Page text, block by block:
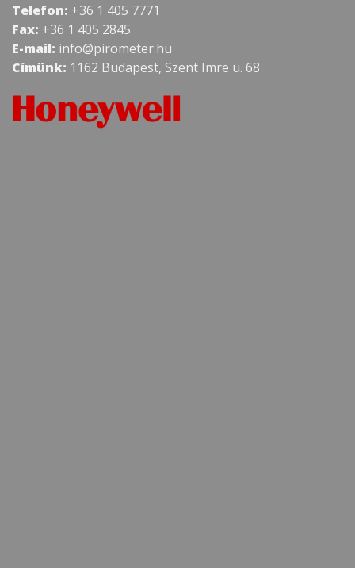
Telefon: +36 1 405 7771
Fax: +36 1 405 2845
E-mail: info@pirometer.hu
Címünk: 1162 Budapest, Szent Imre u. 68